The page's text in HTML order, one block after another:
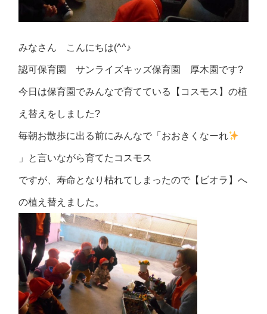
みなさん こんにちは(^^♪
認可保育園 サンライズキッズ保育園 厚木園です?
今日は保育園でみんなで育てている【コスモス】の植
え替えをしました?
毎朝お散歩に出る前にみんなで「おおきくなーれ
」と言いながら育てたコスモス
ですが、寿命となり枯れてしまったので【ビオラ】へ
の植え替えました。